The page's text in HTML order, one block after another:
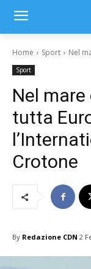
Home Sport Nel
Sport
Nel
tutta
Crotone
By Redazione CDN 2